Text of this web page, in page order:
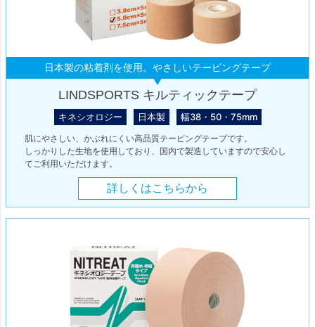
日本製の粘着剤を使用。やさしいテーピングテープ
LINDSPORTS キルティックテープ
キネシオロジー 日本製 幅38・50・75mm
肌にやさしい、かぶれにくい高品質テーピングテープです。
しっかりした生地を使用しており、国内で製造していますので安心し
てご利用いただけます。
詳しくはこちらから